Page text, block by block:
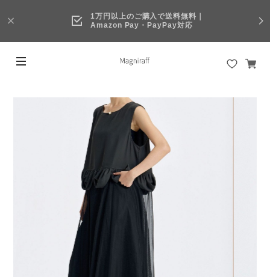
1万円以上のご購入で送料無料｜
Amazon Pay・PayPay対応